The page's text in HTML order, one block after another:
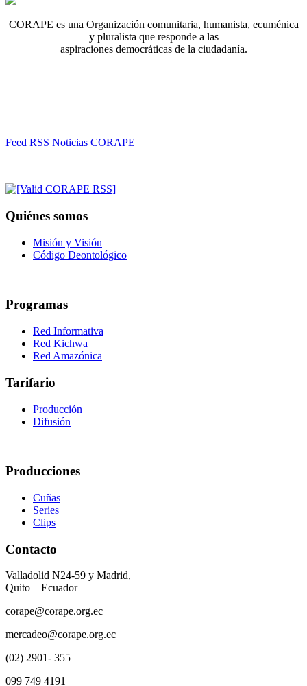
CORAPE es una Organización comunitaria, humanista, ecuménica
y pluralista que responde a las
aspiraciones democráticas de la ciudadanía.
Feed RSS Noticias CORAPE
Quiénes somos
Misión y Visión
Código Deontológico
Programas
Red Informativa
Red Kichwa
Red Amazónica
Tarifario
Producción
Difusión
Producciones
Cuñas
Series
Clips
Contacto
Valladolid N24-59 y Madrid,
Quito – Ecuador
corape@corape.org.ec
mercadeo@corape.org.ec
(02) 2901- 355
099 749 4191